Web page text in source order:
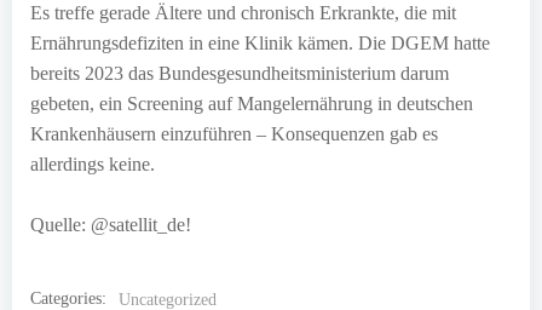
Es treffe gerade Ältere und chronisch Erkrankte, die mit
Ernährungsdefiziten in eine Klinik kämen. Die DGEM hatte
bereits 2023 das Bundesgesundheitsministerium darum
gebeten, ein Screening auf Mangelernährung in deutschen
Krankenhäusern einzuführen – Konsequenzen gab es
allerdings keine.
Quelle: @satellit_de!
Categories:
Uncategorized